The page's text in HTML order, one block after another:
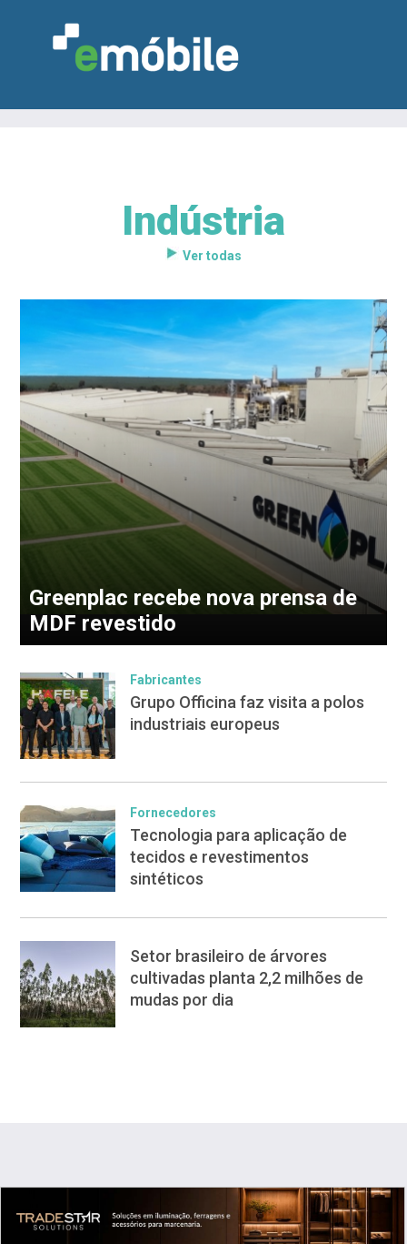
MARCENARIA
DESIGN & DECORAÇÃO
NOTÍCIAS
Indústria
Ver todas
Greenplac recebe nova prensa de
MDF revestido
Fabricantes
Grupo Officina faz visita a polos
industriais europeus
Fornecedores
Tecnologia para aplicação de
tecidos e revestimentos
sintéticos
Setor brasileiro de árvores
cultivadas planta 2,2 milhões de
mudas por dia